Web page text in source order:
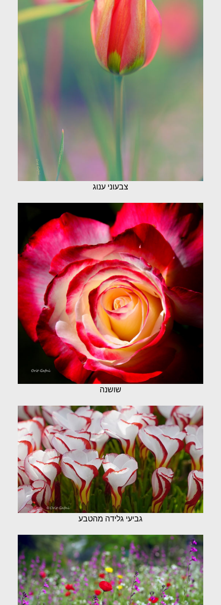
צבעוני ענוג
שושנה
גביעי גלידה מהטבע